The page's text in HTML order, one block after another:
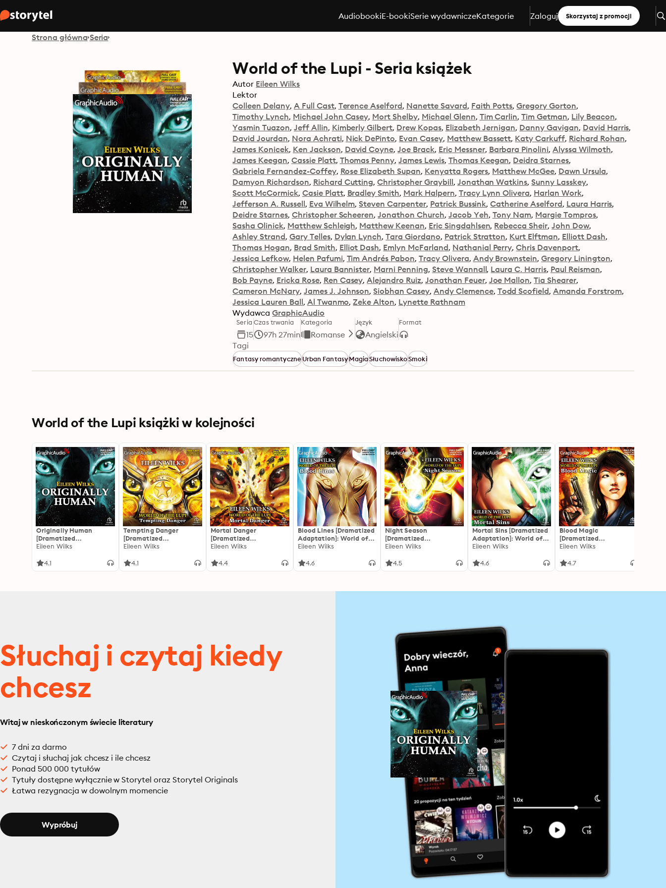
AudiobookiE-bookiSerie wydawniczeKategorie Zaloguj Skorzystaj z promocji
Strona główna Seria
World of the Lupi - Seria książek
Autor Eileen Wilks
Lektor
Colleen Delany A Full Cast Terence Aselford Nanette Savard Faith Potts Gregory Gorton
Timothy Lynch Michael John Casey Mort Shelby Michael Glenn Tim Carlin Tim Getman Lily Beacon
Yasmin Tuazon Jeff Allin Kimberly Gilbert Drew Kopas Elizabeth Jernigan Danny Gavigan David Harris
David Jourdan Nora Achrati Nick DePinto Evan Casey Matthew Bassett Katy Carkuff Richard Rohan
James Konicek Ken Jackson David Coyne Joe Brack Eric Messner Barbara Pinolini Alyssa Wilmoth
James Keegan Cassie Platt Thomas Penny James Lewis Thomas Keegan Deidra Starnes
Gabriela Fernandez-Coffey Rose Elizabeth Supan Kenyatta Rogers Matthew McGee Dawn Ursula
Damyon Richardson Richard Cutting Christopher Graybill Jonathan Watkins Sunny Lasskey
Scott McCormick Casie Platt Bradley Smith Mark Halpern Tracy Lynn Olivera Harlan Work
Jefferson A. Russell Eva Wilhelm Steven Carpenter Patrick Bussink Catherine Aselford Laura Harris
Deidre Starnes Christopher Scheeren Jonathon Church Jacob Yeh Tony Nam Margie Tompros
Sasha Olinick Matthew Schleigh Matthew Keenan Eric Singdahlsen Rebecca Sheir John Dow
Ashley Strand Gary Telles Dylan Lynch Tara Giordano Patrick Stratton Kurt Elftman Elliott Dash
Thomas Hogan Brad Smith Elliot Dash Emlyn McFarland Nathanial Perry Chris Davenport
Jessica Lefkow Helen Pafumi Tim Andrés Pabon Tracy Olivera Andy Brownstein Gregory Linington
Christopher Walker Laura Bannister Marni Penning Steve Wannall Laura C. Harris Paul Reisman
Bob Payne Ericka Rose Ren Casey Alejandro Ruiz Jonathan Feuer Joe Mallon Tia Shearer
Cameron McNary James J. Johnson Siobhan Casey Andy Clemence Todd Scofield Amanda Forstrom
Jessica Lauren Ball Al Twanmo Zeke Alton Lynette Rathnam
Wydawca GraphicAudio
Seria
15
Czas trwania
97h 27min
Kategoria
Romanse
Język
Angielski
Format
Tagi
Fantasy romantyczneUrban FantasyMagiaSłuchowiskoSmoki
World of the Lupi książki w kolejności
Originally Human
[Dramatized
Adaptation]: World of
Eileen Wilks
4.1
Tempting Danger
[Dramatized
Adaptation]: World of
Eileen Wilks
4.1
Mortal Danger
[Dramatized
Adaptation]: World of
Eileen Wilks
4.4
Blood Lines [Dramatized
Adaptation]: World of
the Lupi 3
Eileen Wilks
4.6
Night Season
[Dramatized
Adaptation]: World of
Eileen Wilks
4.5
Mortal Sins [Dramatized
Adaptation]: World of
the Lupi 5
Eileen Wilks
4.6
Blood Magic
[Dramatized
Adaptation]: World of
Eileen Wilks
4.7
Słuchaj i czytaj kiedy
chcesz
Witaj w nieskończonym świecie literatury
7 dni za darmo
Czytaj i słuchaj jak chcesz i ile chcesz
Ponad 500 000 tytułów
Tytuły dostępne wyłącznie w Storytel oraz Storytel Originals
Łatwa rezygnacja w dowolnym momencie
Wypróbuj